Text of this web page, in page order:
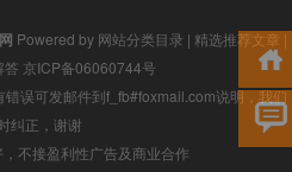
Powered by 网站分类目录 | 精选推荐文章 |
答 京ICP备06060744号
误可发邮件到f_fb#foxmail.com说明，我们
纠正，谢谢
不接盈利性广告及商业合作